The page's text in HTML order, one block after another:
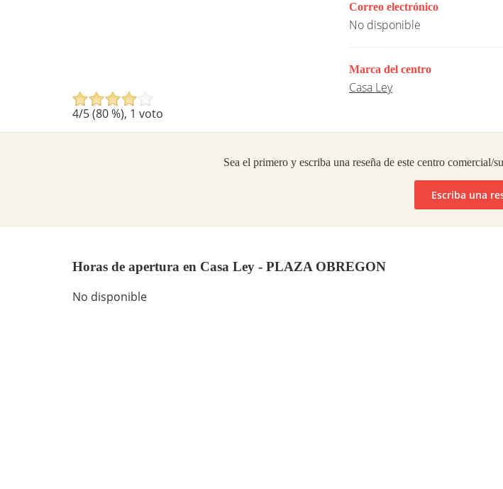
4/5 (80%), 1 voto
Correo electrónico
No disponible
Marca del centro
Casa Ley
Sea el primero y escriba una reseña de este centro comercial/
Escriba una
Horas de apertura en Casa Ley - PLAZA OBREGON
No disponible